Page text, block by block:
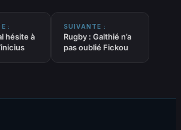
:
hésite à
SUIVANTE :
Rugby : Galthié n’a
pas oublié Fickou